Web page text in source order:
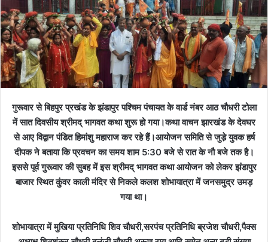
गुरूवार से बिहपुर प्रखंड के झंडापुर पश्चिम पंचायत के वार्ड नंबर आठ चौधरी टोला
में सात दिवसीय श्रीमद् भागवत कथा शुरू हो गया।कथा वाचन झारखंड के देवघर
से आए विद्वान पंडित हिमांशु महाराज कर रहे हैं।आयोजन समिति से जुडे़ युवक हर्ष
दीपक ने बताया कि प्रवचन का समय शाम 5:30 बजे से रात के नौ बजे तक है।
इससे पूर्व गुरूवार की सुबह में इस श्रीमद् भागवत कथा आयोजन को लेकर झंडापुर
बाजार स्थित कुंवर काली मंदिर से निकले कलश शोभायात्रा में जनसमुद्र उमड़
गया था।
शोभायात्रा में मुखिया प्रतिनिधि शिव चौधरी,सरपंच प्रतिनिधि ब्रजेश चौधरी,पैक्स